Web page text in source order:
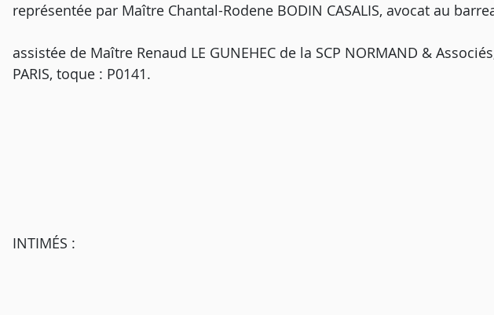
représentée par Maître Chantal-Rodene BODIN CASALIS, avocat au
assistée de Maître Renaud LE GUNEHEC de la SCP NORMAND &
PARIS, toque : P0141.
INTIMÉS :